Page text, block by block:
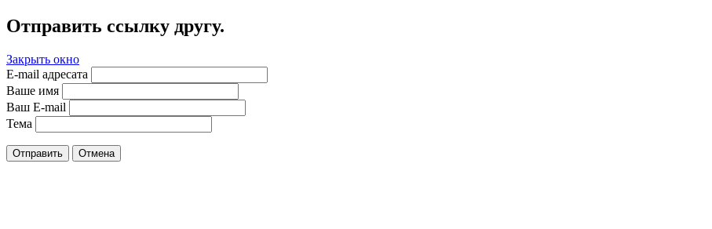
Отправить ссылку другу.
Закрыть окно
E-mail адресата
Ваше имя
Ваш E-mail
Тема
Отправить Отмена